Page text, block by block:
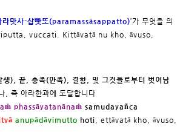
라맛사-삽빳또(paramassāsappatto)’가 무엇을 의
vuccati. Kittāvatā nu kho, āvuso,
생), 끝, 충족(만족), 결함, 및 그것들로부터 벗어남
, 즉 아라한과에 도달합니다
phassāyatanānaṁ samudayañca
anupādāvimutto hoti , ettāvatā kho, āvuso,